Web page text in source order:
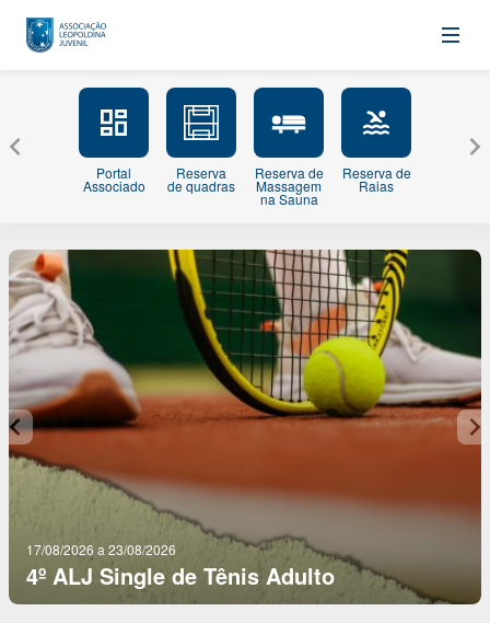
Portal
Associado
Reserva
de quadras
Reserva de
Massagem
na Sauna
Reserva de
Raias
17/08/2026 a 23/08/2026
4º ALJ Single de Tênis Adulto